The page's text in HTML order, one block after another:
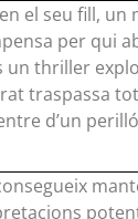
el seu fill,
per qui
un thriller
traspassa
d’un